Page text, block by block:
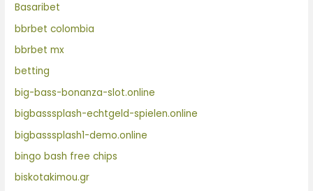
Basaribet
bbrbet colombia
bbrbet mx
betting
big-bass-bonanza-slot.online
bigbasssplash-echtgeld-spielen.online
bigbasssplash1-demo.online
bingo bash free chips
biskotakimou.gr